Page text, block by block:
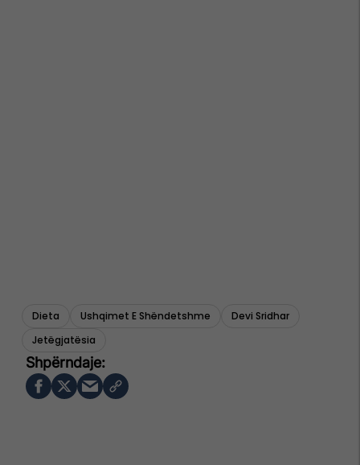
Dieta Ushqimet E Shëndetshme
Devi Sridhar
Jetëgjatësia